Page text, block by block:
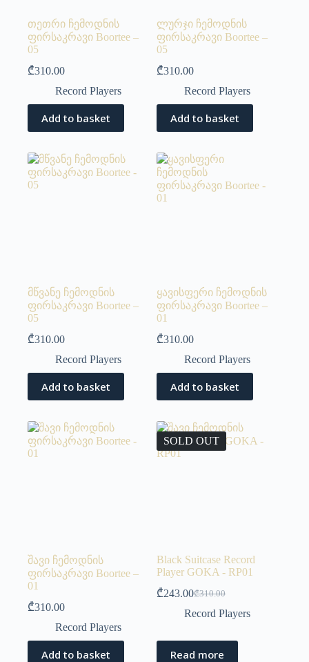
თეთრი ჩემოდნის
ფირსაკრავი Boortee –
05
₾310.00
Record Players
Add to basket
ლურჯი ჩემოდნის
ფირსაკრავი Boortee –
05
₾310.00
Record Players
Add to basket
მწვანე ჩემოდნის
ფირსაკრავი Boortee –
05
₾310.00
Record Players
Add to basket
ყავისფერი ჩემოდნის
ფირსაკრავი Boortee –
01
₾310.00
Record Players
Add to basket
შავი ჩემოდნის
ფირსაკრავი Boortee –
01
₾310.00
Record Players
Add to basket
SOLD OUT
Black Suitcase Record
Player GOKA - RP01
₾310.00
₾243.00
Record Players
Read more